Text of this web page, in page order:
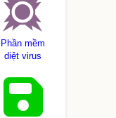
Phần mềm
diệt virus